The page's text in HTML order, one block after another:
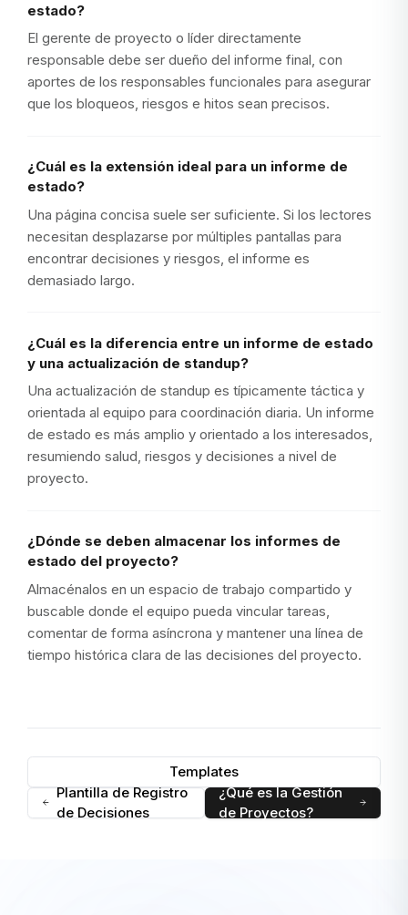
estado?
El gerente de proyecto o líder directamente
responsable debe ser dueño del informe final, con
aportes de los responsables funcionales para asegurar
que los bloqueos, riesgos e hitos sean precisos.
¿Cuál es la extensión ideal para un informe de
estado?
Una página concisa suele ser suficiente. Si los lectores
necesitan desplazarse por múltiples pantallas para
encontrar decisiones y riesgos, el informe es
demasiado largo.
¿Cuál es la diferencia entre un informe de estado
y una actualización de standup?
Una actualización de standup es típicamente táctica y
orientada al equipo para coordinación diaria. Un informe
de estado es más amplio y orientado a los interesados,
resumiendo salud, riesgos y decisiones a nivel de
proyecto.
¿Dónde se deben almacenar los informes de
estado del proyecto?
Almacénalos en un espacio de trabajo compartido y
buscable donde el equipo pueda vincular tareas,
comentar de forma asíncrona y mantener una línea de
tiempo histórica clara de las decisiones del proyecto.
Templates
Plantilla de Registro
de Decisiones
¿Qué es la Gestión
de Proyectos?